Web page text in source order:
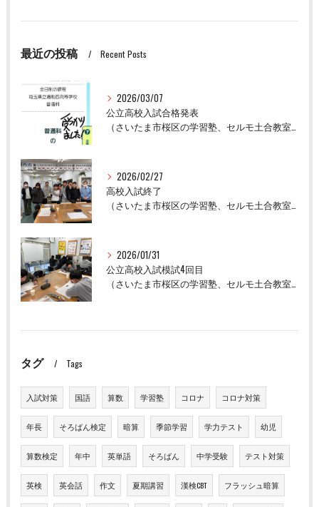
最近の投稿 Recent Posts
2026/03/07
公立高校入試合格発表
（さいたま市桜区の学習塾、セルモ土合教室）
2026/02/27
高校入試終了
（さいたま市桜区の学習塾、セルモ土合教室）
2026/01/31
公立高校入試模試4回目
（さいたま市桜区の学習塾、セルモ土合教室）
タグ Tags
入試対策 国語 算数 学習塾 コロナ コロナ対策
年長 そろばん検定 暗算 季節学習 学力テスト 幼児
算数検定 年中 英単語 そろばん 中学受験 テスト対策
英検 英会話 作文 夏期講習 漢検CBT フラッシュ暗算